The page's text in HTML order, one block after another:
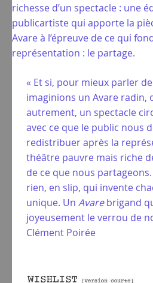
richesse d’un spectacle : une
publicartiste qui apporte la
Avare à l’épreuve de ce qui
représentation : le partage.
« Et si, pour mieux parler de
imaginions un Avare radin,
autrement, un spectacle
avec ce que le public nous
redistribuer après la
théâtre pauvre mais riche
de ce que nous
rien, en slip, qui invente
unique. Un Avarebrigand
joyeusement le verrou de
Clément Poirée